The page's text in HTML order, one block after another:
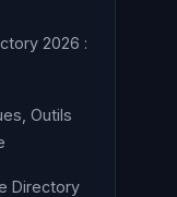
2026 :
Outils
Directory